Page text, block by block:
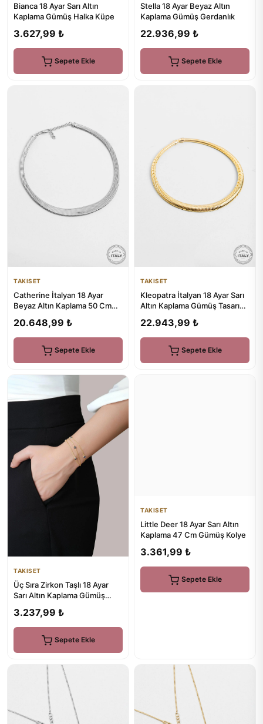
Bianca 18 Ayar Sarı Altın
Kaplama Gümüş Halka Küpe
3.627,99 ₺
Sepete Ekle
Stella 18 Ayar Beyaz Altın
Kaplama Gümüş Gerdanlık
22.936,99 ₺
Sepete Ekle
TAKISET
Catherine İtalyan 18 Ayar
Beyaz Altın Kaplama 50 Cm
20.648,99 ₺
Sepete Ekle
TAKISET
Kleopatra İtalyan 18 Ayar Sarı
Altın Kaplama Gümüş Tasarım
22.943,99 ₺
Sepete Ekle
TAKISET
Üç Sıra Zirkon Taşlı 18 Ayar
Sarı Altın Kaplama Gümüş
3.237,99 ₺
Sepete Ekle
TAKISET
Little Deer 18 Ayar Sarı Altın
Kaplama 47 Cm Gümüş Kolye
3.361,99 ₺
Sepete Ekle